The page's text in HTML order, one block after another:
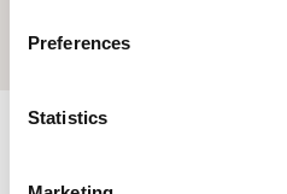
Preferences
Statistics